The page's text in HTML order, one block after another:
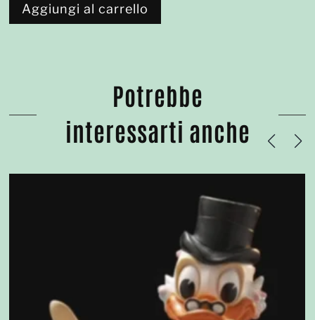
Aggiungi al carrello
Potrebbe
interessarti anche